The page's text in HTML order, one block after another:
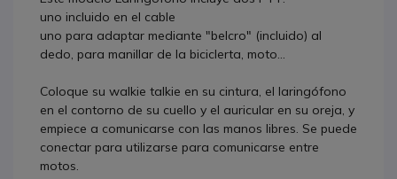
uno incluido en el cable
uno para adaptar mediante "belcro" (incluido) al
dedo, para manillar de la biciclerta, moto...
Coloque su walkie talkie en su cintura, el laringófono
en el contorno de su cuello y el auricular en su oreja, y
empiece a comunicarse con las manos libres. Se puede
conectar para utilizarse para comunicarse entre
motos.